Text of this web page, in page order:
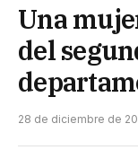
Una
del
28 de diciembre de